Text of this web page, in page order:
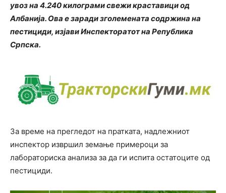
увоз на 4.240 килограми свежи краставици од
Албанија. Ова е заради зголемената содржина на
пестициди, изјави Инспекторатот на Република
Српска.
За време на прегледот на пратката, надлежниот
инспектор извршил земање примероци за
лабораториска анализа за да ги испита остатоците од
пестициди.